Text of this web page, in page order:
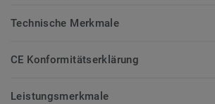
Technische Merkmale
CE Konformitätserklärung
Leistungsmerkmale